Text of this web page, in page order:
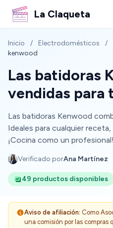
La Claqueta
Inicio / Electrodomésticos /
kenwood
Las batidoras
vendidas para
Las batidoras Kenwood
Ideales para cualquier
¡Cocina como un profesional!
Verificado porAna Martínez
49 productos disponibles
Aviso de afiliación: Como
una comisión por las compras